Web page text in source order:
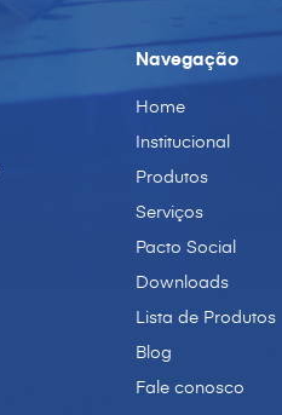
Navegação
Home
Institucional
Produtos
Serviços
Pacto Social
Downloads
Lista de Produtos
Blog
Fale conosco